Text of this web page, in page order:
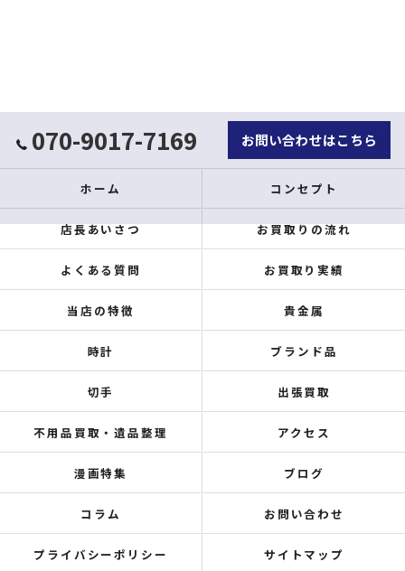
070-9017-7169 お問い合わせはこちら
ホーム コンセプト
店長あいさつ お買取りの流れ
よくある質問 お買取り実績
当店の特徴 貴金属
時計 ブランド品
切手 出張買取
不用品買取・遺品整理 アクセス
漫画特集 ブログ
コラム お問い合わせ
プライバシーポリシー サイトマップ